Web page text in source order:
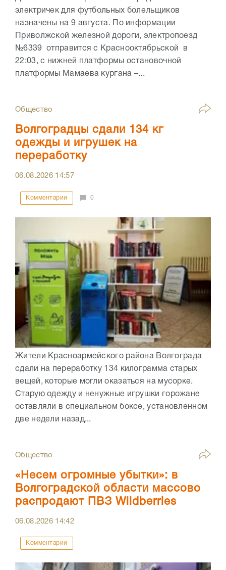
электричек для футбольных болельщиков
назначены на 9 августа. По информации
Приволжской железной дороги, электропоезд
№6339 отправится с Краснооктябрьской в
22:03, с нижней платформы остановочной
платформы Мамаева кургана –...
Общество
Волгоградцы сдали 134 кг
одежды и игрушек на
переработку
06.08.2026 14:57
Комментарии 0
Жители Красноармейского района Волгограда
сдали на переработку 134 килограмма старых
вещей, которые могли оказаться на мусорке.
Старую одежду и ненужные игрушки горожане
оставляли в специальном боксе, установленном
две недели назад...
Общество
«Несем огромные убытки»: в
Волгоградской области массово
распродают ПВЗ Wildberries
06.08.2026 14:42
Комментарии